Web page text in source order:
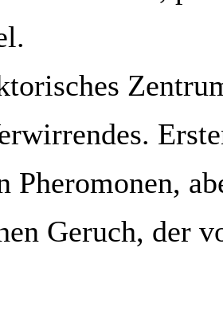
Pheromonen,
Geruch, der